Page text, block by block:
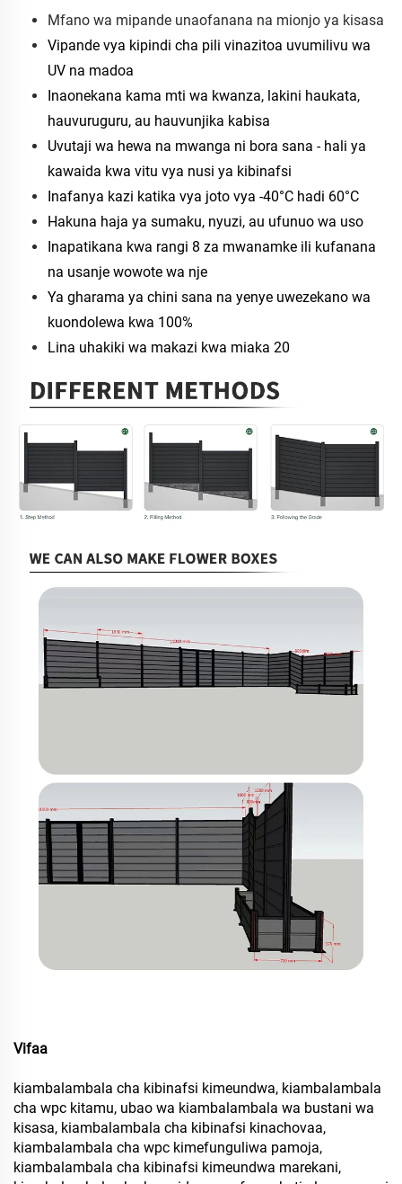
Mfano wa mipande unaofanana na mionjo ya kisasa
Vipande vya kipindi cha pili vinazitoa uvumilivu wa
UV na madoa
Inaonekana kama mti wa kwanza, lakini haukata,
hauvuruguru, au hauvunjika kabisa
Uvutaji wa hewa na mwanga ni bora sana - hali ya
kawaida kwa vitu vya nusi ya kibinafsi
Inafanya kazi katika vya joto vya -40°C hadi 60°C
Hakuna haja ya sumaku, nyuzi, au ufunuo wa uso
Inapatikana kwa rangi 8 za mwanamke ili kufanana
na usanje wowote wa nje
Ya gharama ya chini sana na yenye uwezekano wa
kuondolewa kwa 100%
Lina uhakiki wa makazi kwa miaka 20
Vifaa
kiambalambala cha kibinafsi kimeundwa, kiambalambala
cha wpc kitamu, ubao wa kiambalambala wa bustani wa
kisasa, kiambalambala cha kibinafsi kinachovaa,
kiambalambala cha wpc kimefunguliwa pamoja,
kiambalambala cha kibinafsi kimeundwa marekani,